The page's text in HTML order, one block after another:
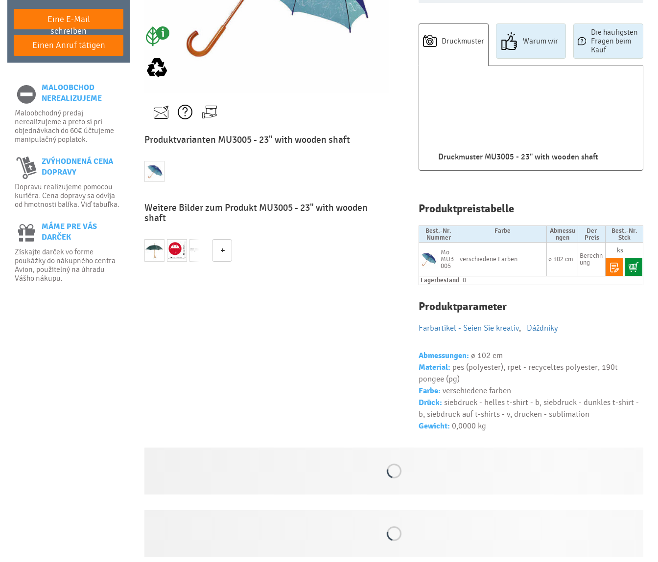
Eine E-Mail
schreiben
Einen Anruf tätigen
MALOOBCHOD
NEREALIZUJEME
Maloobchodný predaj
nerealizujeme a preto si pri
objednávkach do 60€ účtujeme
manipulačný poplatok.
ZVÝHODNENÁ CENA
DOPRAVY
Dopravu realizujeme pomocou
kuriéra. Cena dopravy sa odvíja
od hmotnosti balíka. Viď tabuľka.
MÁME PRE VÁS
DARČEK
Získajte darček vo forme
poukážky do nákupného centra
Avion, použitelný na úhradu
Vášho nákupu.
Produktvarianten MU3005 - 23" with wooden shaft
Weitere Bilder zum Produkt MU3005 - 23" with wooden
shaft
+
Druckmuster
Druckmuster MU3005 - 23" with wooden shaft
Warum wir
Die häufigsten
Fragen beim
Kauf
nákupe
predmetov
potlač na
premedy?
Ako si vybrať
predmet?
Produktpreistabelle
Best.-Nr.
Nummer
Farbe
Abmessu
ngen
Der
Preis
Best.-Nr.
Stck
Mo
MU3
005
verschiedene Farben ø 102 cm
Berechn
ung
Lagerbestand: 0
Produktparameter
Farbartikel - Seien Sie kreativ, Dáždniky
Abmessungen: ø 102 cm
Material: pes (polyester), rpet - recyceltes polyester, 190t
pongee (pg)
Farbe: verschiedene farben
Drück: siebdruck - helles t-shirt - b, siebdruck - dunkles t-shirt -
b, siebdruck auf t-shirts - v, drucken - sublimation
Gewicht: 0,0000 kg